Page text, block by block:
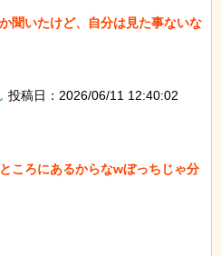
聞いたけど、自分は見た事ないな
投稿日：2026/06/11 12:40:02
ころにあるからなwぼっちじゃ分